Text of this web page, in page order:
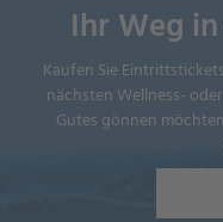
Ihr Weg
Kaufen Sie
nächsten Wellness-
Gutes gönnen